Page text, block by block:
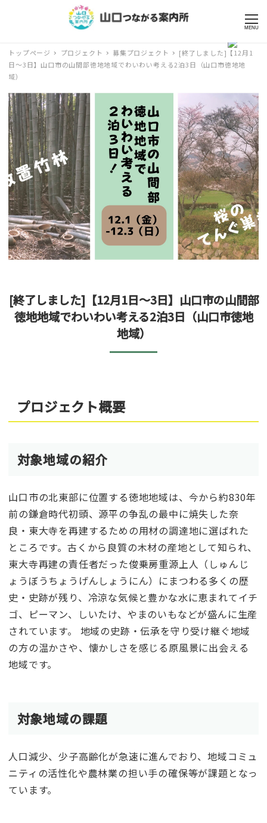
MENU
トップページ プロジェクト 募集プロジェクト
[終了しました]【12月1
日～3日】山口市の山間部徳地地域でわいわい考える2泊3日（山口市徳地地
域）
[終了しました]【12月1日～3日】山口市の山間部
徳地地域でわいわい考える2泊3日（山口市徳地
地域）
プロジェクト概要
対象地域の紹介
山口市の北東部に位置する徳地地域は、今から約830年
前の鎌倉時代初頭、源平の争乱の最中に焼失した奈
良・東大寺を再建するための用材の調達地に選ばれた
ところです。古くから良質の木材の産地として知られ、
東大寺再建の責任者だった俊乗房重源上人（しゅんじ
ょうぼうちょうげんしょうにん）にまつわる多くの歴
史・史跡が残り、冷涼な気候と豊かな水に恵まれてイチ
ゴ、ピーマン、しいたけ、やまのいもなどが盛んに生産
されています。 地域の史跡・伝承を守り受け継ぐ地域
の方の温かさや、懐かしさを感じる原風景に出会える
地域です。
対象地域の課題
人口減少、少子高齢化が急速に進んでおり、地域コミュ
ニティの活性化や農林業の担い手の確保等が課題となっ
ています。